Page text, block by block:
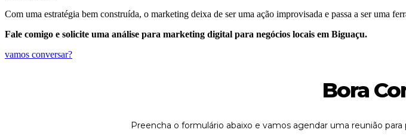
Com uma estratégia bem construída, o marketing deixa de ser uma ação improvisada e passa a ser uma
Fale comigo e solicite uma análise para marketing digital para negócios locais em Biguaçu.
vamos conversar?
Bora
Preencha o formulário abaixo e vamos agendar uma reunião